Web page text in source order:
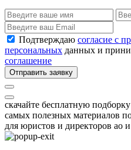
Подтверждаю согласие с
персональных данных и
соглашение
Отправить заявку
скачайте бесплатную подборку
самых полезных материалов
для юристов и директоров ао